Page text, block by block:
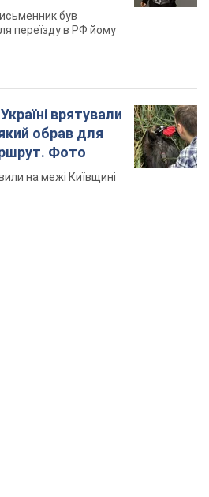
геноциду
був
переїзду в РФ йому
врятували
обрав для
Фото
на межі Київщині